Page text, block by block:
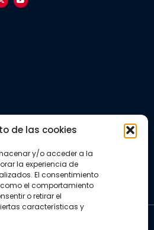
de las cookies
y/o acceder a la
la experiencia de
El consentimiento
el comportamiento
o retirar el
características y